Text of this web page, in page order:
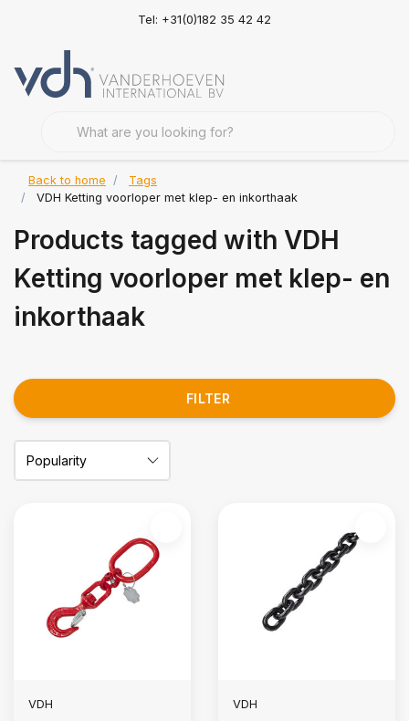
Tel: +31(0)182 35 42 42
Back to home
Tags
VDH Ketting voorloper met klep- en inkorthaak
Products tagged with VDH
Ketting voorloper met klep- en
inkorthaak
FILTER
VDH VDH